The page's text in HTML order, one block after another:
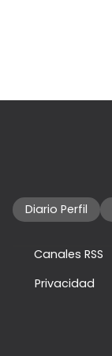
Diario Perfil
Canales RSS
Privacidad